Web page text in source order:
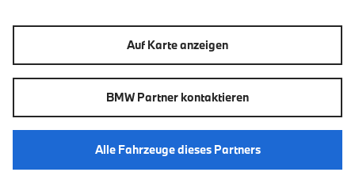
Auf Karte anzeigen
BMW Partner kontaktieren
Alle Fahrzeuge dieses Partners